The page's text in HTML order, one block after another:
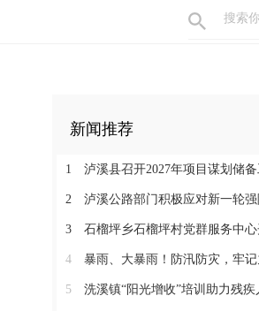
新闻推荐
1 泸溪县召开2027年项目谋划储备工
2 泸溪公路部门积极应对新一轮强降雨 筑牢通
3 石榴坪乡石榴坪村党群服务中心开展暑期防溺水主
4 暴雨、大暴雨！防汛防灾，牢记
5 洗溪镇“阳光增收”培训助力残疾人稳